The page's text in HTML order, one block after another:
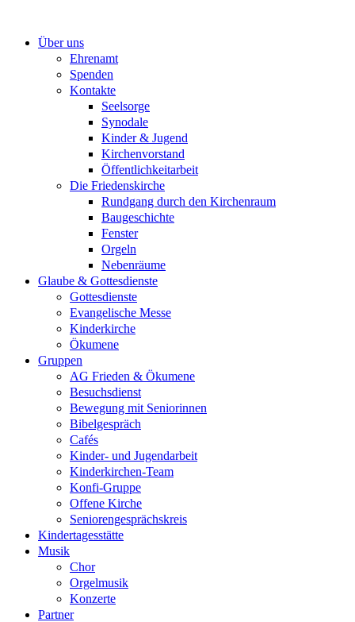
springenÜber uns
Ehrenamt
Spenden
Kontakte
Seelsorge
Synodale
Kinder & Jugend
Kirchenvorstand
Öffentlichkeitarbeit
Die Friedenskirche
Rundgang durch den Kirchenraum
Baugeschichte
Fenster
Orgeln
Nebenräume
Glaube & Gottesdienste
Gottesdienste
Evangelische Messe
Kinderkirche
Ökumene
Gruppen
AG Frieden & Ökumene
Besuchsdienst
Bewegung mit Seniorinnen
Bibelgespräch
Cafés
Kinder- und Jugendarbeit
Kinderkirchen-Team
Konfi-Gruppe
Offene Kirche
Seniorengesprächskreis
Kindertagesstätte
Musik
Chor
Orgelmusik
Konzerte
Partner